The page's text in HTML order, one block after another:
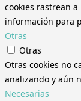
cookies rastrean
información para
Otras
Otras
Otras cookies no
analizando y aún
Necesarias